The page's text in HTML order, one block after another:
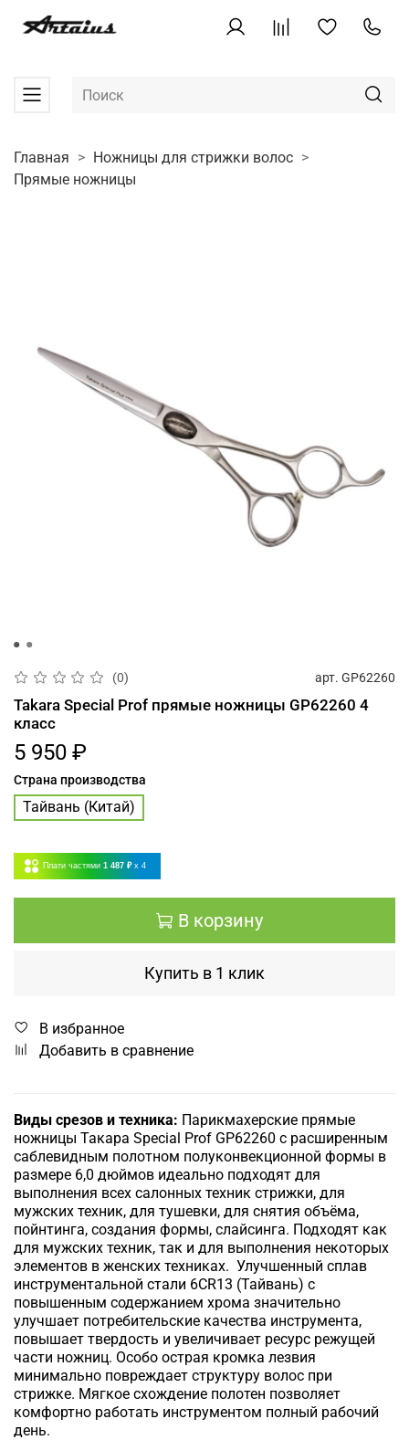
Главная
Ножницы для стрижки волос
Прямые ножницы
(0) арт. GP62260
Takara Special Prof прямые ножницы GP62260 4
класс
5 950 ₽
Страна производства
Тайвань (Китай)
Плати частями 1 487 ₽ x 4
В корзину
Купить в 1 клик
В избранное
Добавить в сравнение
Виды срезов и техника: Парикмахерские прямые
ножницы Такара Special Prof GP62260 с расширенным
саблевидным полотном полуконвекционной формы в
размере 6,0 дюймов идеально подходят для
выполнения всех салонных техник стрижки, для
мужских техник, для тушевки, для снятия объёма,
пойнтинга, создания формы, слайсинга. Подходят как
для мужских техник, так и для выполнения некоторых
элементов в женских техниках. Улучшенный сплав
инструментальной стали 6CR13 (Тайвань) с
повышенным содержанием хрома значительно
улучшает потребительские качества инструмента,
повышает твердость и увеличивает ресурс режущей
части ножниц. Особо острая кромка лезвия
минимально повреждает структуру волос при
стрижке. Мягкое схождение полотен позволяет
комфортно работать инструментом полный рабочий
день.